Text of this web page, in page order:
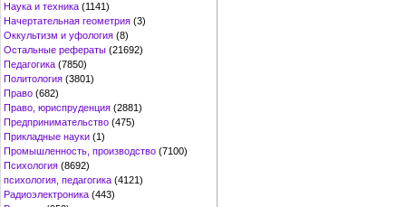
Наука и техника (1141)
Начертательная геометрия (3)
Оккультизм и уфология (8)
Остальные рефераты (21692)
Педагогика (7850)
Политология (3801)
Право (682)
Право, юриспруденция (2881)
Предпринимательство (475)
Прикладные науки (1)
Промышленность, производство (7100)
Психология (8692)
психология, педагогика (4121)
Радиоэлектроника (443)